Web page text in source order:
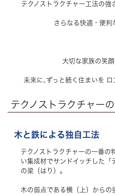
テクノストラクチャー工法の強
さらなる快適・便利
大切な家族の笑
未来に､ずっと続く住まいを ロ
テクノストラクチャー
木と鉄による独自工法
テクノストラクチャーの一番の
い集成材でサンドイッチした「
の梁（はり）。
木の弱点である横（上）から